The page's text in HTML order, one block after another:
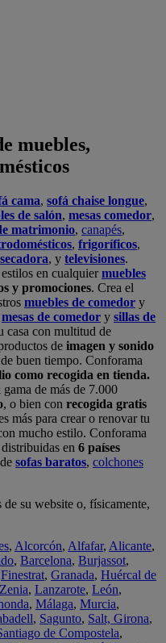
muebles,
cama, sofá chaise longue,
de salón, mesas comedor,
matrimonio, canapés,
, frigoríficos,
, y televisiones.
en cualquiermuebles
y promociones. Crea el
muebles de comedor y
mesas de comedor y sillas de
casa con multitud de
de imagen y sonido
buen tiempo. Conforama
como recogida en tienda.
gama de más de 7.000
, o bien con recogida gratis
más para crear o renovar tu
mucho estilo. Conforama
en 6 países
sofas baratos, colchones
su website o, físicamente,
, Alcorcón, Alfafar, Alicante,
, Barcelona, Burjassot,
Finestrat, Granada, Huércal de
, Lanzarote, León,
, Málaga, Murcia,
, Sagunto, Salt, Girona,
de Compostela,